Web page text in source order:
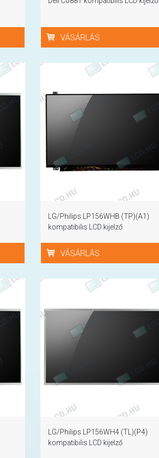
VÁSÁRLÁS
LG/Philips LP156WHB (TP)(A1)
kompatibilis LCD kijelző
VÁSÁRLÁS
LG/Philips LP156WH4 (TL)(P4)
kompatibilis LCD kijelző